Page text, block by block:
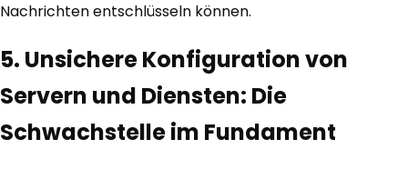
Nachrichten entschlüsseln können.
5. Unsichere Konfiguration von
Servern und Diensten: Die
Schwachstelle im Fundament